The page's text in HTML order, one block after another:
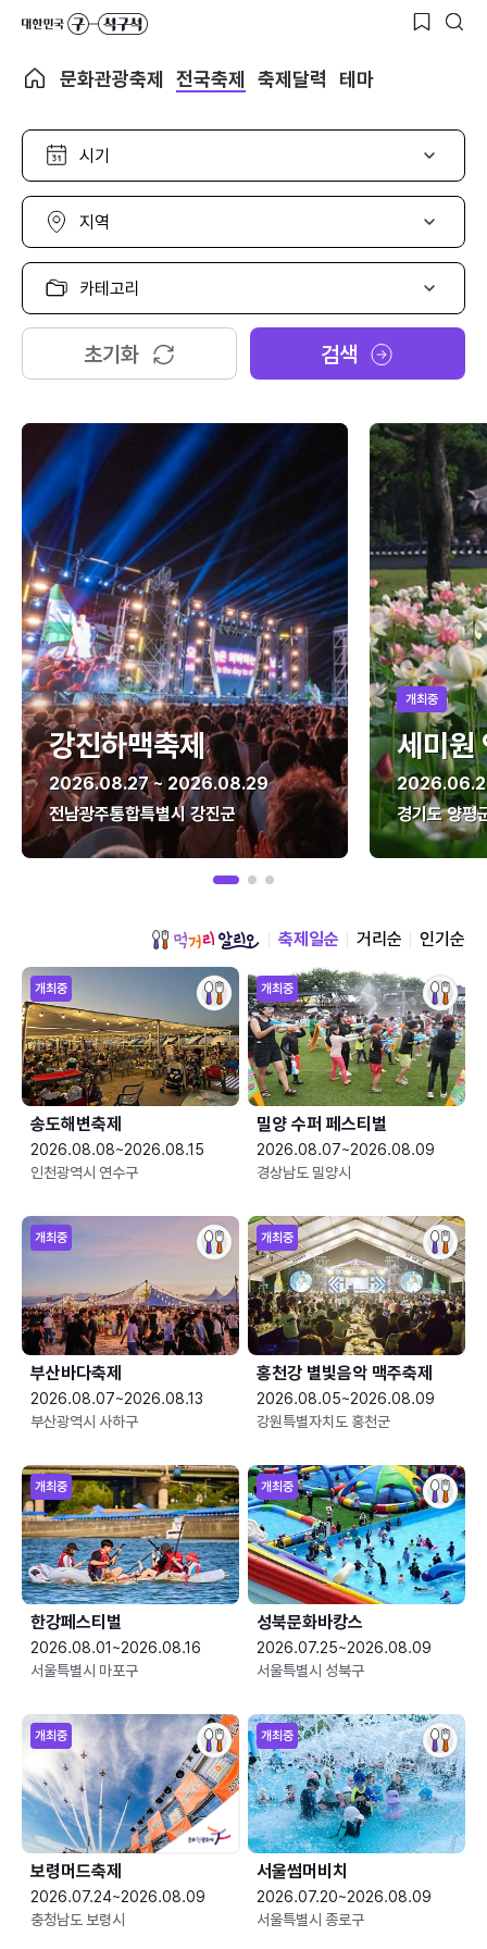
문화관광축제 전국축제 축제달력 테마
시
선
택
지
선
택
카
고
리
택
초기화 검색
강진하맥축제
2026.08.27 ~ 2026.08.29
전남광주통합특별시 강진군
개최중
세미원
경기도 양평
축제일순 거리순 인기순
개최중
송도해변축제
2026.08.08~2026.08.15
인천광역시 연수구
개최중
밀양 수퍼 페스티벌
2026.08.07~2026.08.09
경상남도 밀양시
개최중
부산바다축제
2026.08.07~2026.08.13
부산광역시 사하구
개최중
홍천강 별빛음악 맥주축제
2026.08.05~2026.08.09
강원특별자치도 홍천군
개최중
한강페스티벌
2026.08.01~2026.08.16
서울특별시 마포구
개최중
성북문화바캉스
2026.07.25~2026.08.09
서울특별시 성북구
개최중
보령머드축제
2026.07.24~2026.08.09
충청남도 보령시
개최중
서울썸머비치
2026.07.20~2026.08.09
서울특별시 종로구